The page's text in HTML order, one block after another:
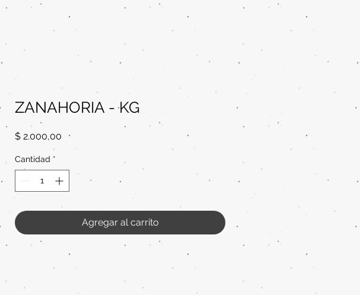
ZANAHORIA - KG
$ 2.000,00 Precio
Cantidad *
Agregar al carrito